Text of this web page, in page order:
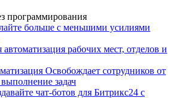
программирования
больше с меньшими усилиями
рабочих мест, отделов и
Освобождает сотрудников от
задач
чат-ботов для Битрикс24 с